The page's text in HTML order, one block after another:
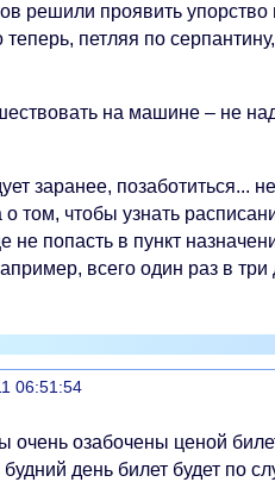
решили проявить упорство
теперь, петляя по
на машине – не
заранее, позаботиться...
том, чтобы узнать
не попасть в пункт
всего один раз в три
06:51:54
озабочены ценой
день билет будет по